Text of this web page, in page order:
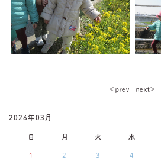
＜ｐｒｅｖ ｎｅｘｔ＞
2026年03月
日 月 火 水
1 2 3 4